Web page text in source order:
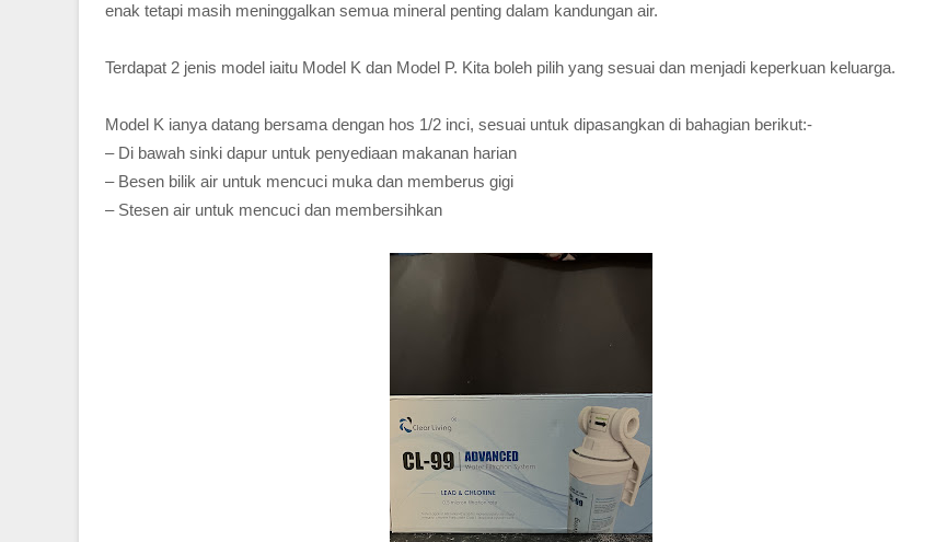
enak tetapi masih meninggalkan semua mineral penting dalam kandungan air.
Terdapat 2 jenis model iaitu Model K dan Model P. Kita boleh pilih yang sesuai dan menjadi keperkuan keluarga.
Model K ianya datang bersama dengan hos 1/2 inci, sesuai untuk dipasangkan di bahagian berikut:-
– Di bawah sinki dapur untuk penyediaan makanan harian
– Besen bilik air untuk mencuci muka dan memberus gigi
– Stesen air untuk mencuci dan membersihkan